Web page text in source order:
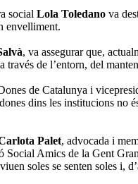
social Lola Toledano va
envelliment.
, va assegurar que,
de l’entorn, del
de Catalunya i
dins les institucions no
Palet, advocada i
Social Amics de la Gent
soles se senten soles i,